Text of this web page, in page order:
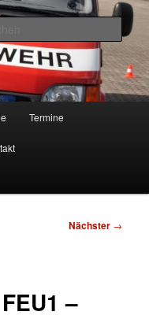
Termine
Nächster →
–